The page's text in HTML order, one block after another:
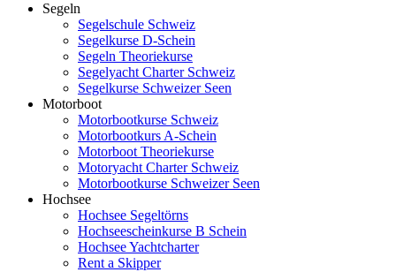
Segeln
Segelschule Schweiz
Segelkurse D-Schein
Segeln Theoriekurse
Segelyacht Charter Schweiz
Segelkurse Schweizer Seen
Motorboot
Motorbootkurse Schweiz
Motorbootkurs A-Schein
Motorboot Theoriekurse
Motoryacht Charter Schweiz
Motorbootkurse Schweizer Seen
Hochsee
Hochsee Segeltörns
Hochseescheinkurse B Schein
Hochsee Yachtcharter
Rent a Skipper